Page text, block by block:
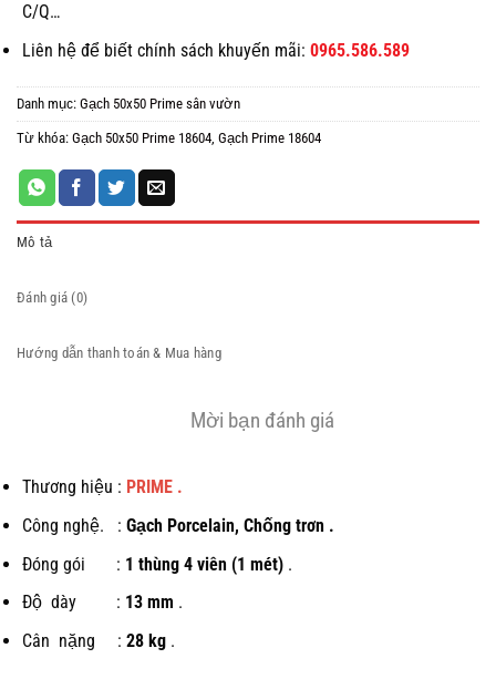
C/Q…
Liên hệ để biết chính sách khuyến mãi: 0965.586.589
Danh mục: Gạch 50x50 Prime sân vườn
Từ khóa: Gạch 50x50 Prime 18604, Gạch Prime 18604
Mô tả
Đánh giá (0)
Hướng dẫn thanh toán & Mua hàng
Mời bạn đánh giá
Thương hiệu : PRIME .
Công nghệ. : Gạch Porcelain, Chống trơn .
Đóng gói : 1 thùng 4 viên (1 mét) .
Độ dày : 13 mm .
Cân nặng : 28 kg .